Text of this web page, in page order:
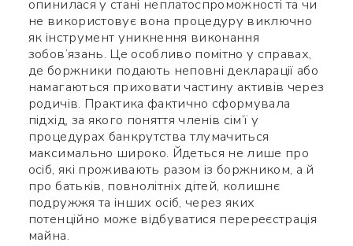
опинилася у стані неплатоспроможності та чи
не використовує вона процедуру виключно
як інструмент уникнення виконання
зобов’язань. Це особливо помітно у справах,
де боржники подають неповні декларації або
намагаються приховати частину активів через
родичів. Практика фактично сформувала
підхід, за якого поняття членів сім’ї у
процедурах банкрутства тлумачиться
максимально широко. Йдеться не лише про
осіб, які проживають разом із боржником, а й
про батьків, повнолітніх дітей, колишнє
подружжя та інших осіб, через яких
потенційно може відбуватися перереєстрація
майна.